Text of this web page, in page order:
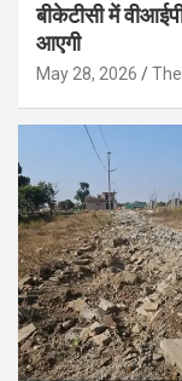
बीकेटीसी में
आएगी
May 28, 2026